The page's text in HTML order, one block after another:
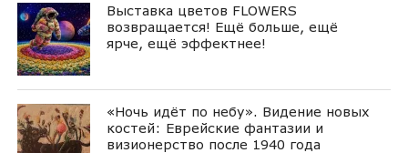
Выставка цветов FLOWERS
возвращается! Ещё больше, ещё
ярче, ещё эффектнее!
«Ночь идёт по небу». Видение новых
костей: Еврейские фантазии и
визионерство после 1940 года